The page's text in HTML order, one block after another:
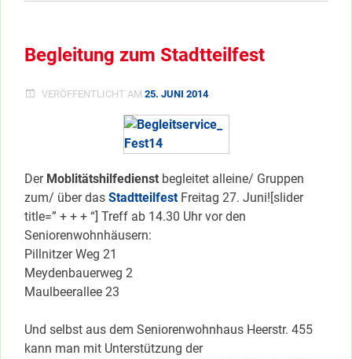
GROSSE S
Begleitung zum Stadtteilfest
VERÖFFENTLICHT AM 25. JUNI 2014
Der Moblitätshilfedienst begleitet alleine/ Gruppen
zum/ über das StadtteilfestFreitag 27. Juni![slider
title=” + + + “] Treff ab 14.30 Uhr vor den
Seniorenwohnhäusern:
Pillnitzer Weg 21
Meydenbauerweg 2
Maulbeerallee 23
Und selbst aus dem Seniorenwohnhaus Heerstr. 455
kann man mit Unterstützung der